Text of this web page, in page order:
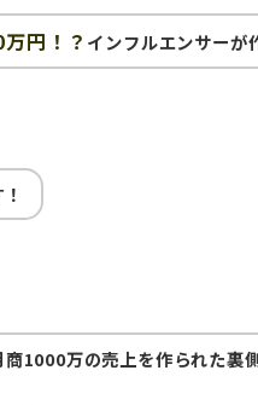
円！？ インフルエンサーが
商1000万の売上を作られた裏